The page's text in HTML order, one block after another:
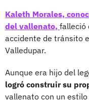
Kaleth Morales,
del vallenato, falleció
accidente de tránsito
Valledupar.
Aunque era hijo del
logró construir su
vallenato con un